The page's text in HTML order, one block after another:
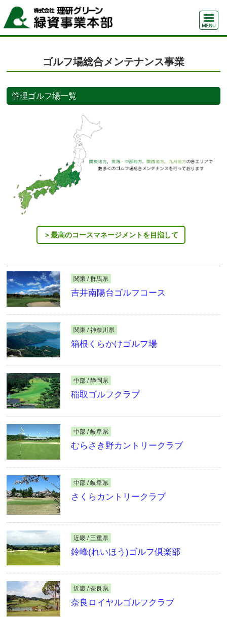
ゴルフ場総合メンテナンス事業
管理ゴルフ場一覧
最高のコースマネージメントを目指して
関東 / 群馬県
吉井南陽台ゴルフコース
関東 / 神奈川県
箱根くらかけゴルフ場
中部 / 静岡県
稲取ゴルフクラブ
中部 / 岐阜県
むらさき野カントリークラブ
中部 / 岐阜県
さくらカントリークラブ
近畿 / 三重県
鈴峰(れいほう)ゴルフ倶楽部
近畿 / 奈良県
奈良ロイヤルゴルフクラブ